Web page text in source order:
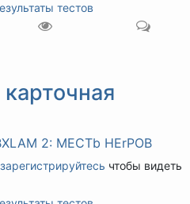
тестов
2: MECTb HErPOB
зарегистрируйтесь чтобы видеть